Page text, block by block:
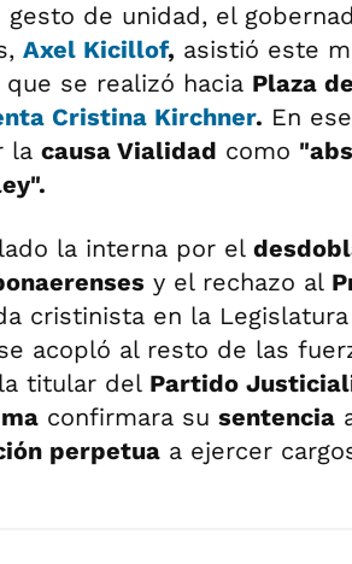
gesto de unidad, el
Axel Kicillof, asistió este
se realizó hacia Plaza
Cristina Kirchner. En
la causa Vialidad como
la interna por el
y el rechazo al
cristinista en la
acopló al resto de las
titular del Partido
confirmara su sentencia
perpetua a ejercer